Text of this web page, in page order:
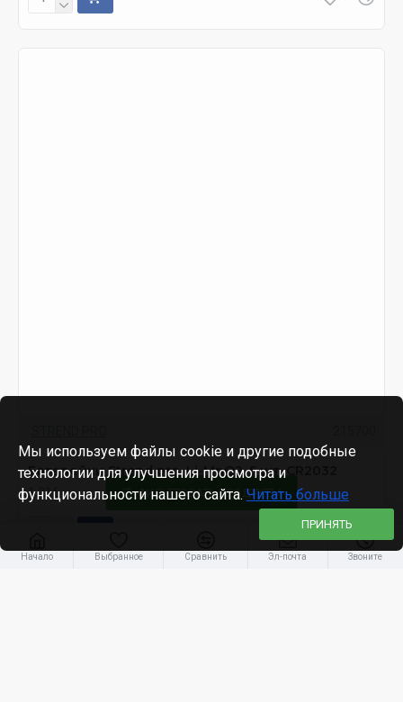
Батарейки Strend рro, Li-MnO2, 5 шт, CR2032
1.21€
Начало Выбранное Сравнить Эл-почта Звоните
ПРИНЯТЬ
Мы используем файлы cookie и другие подобные
технологии для улучшения просмотра и
функциональности нашего сайта. Читать больше
ФИЛЬТРОВАТЬ ПРОДУКТЫ